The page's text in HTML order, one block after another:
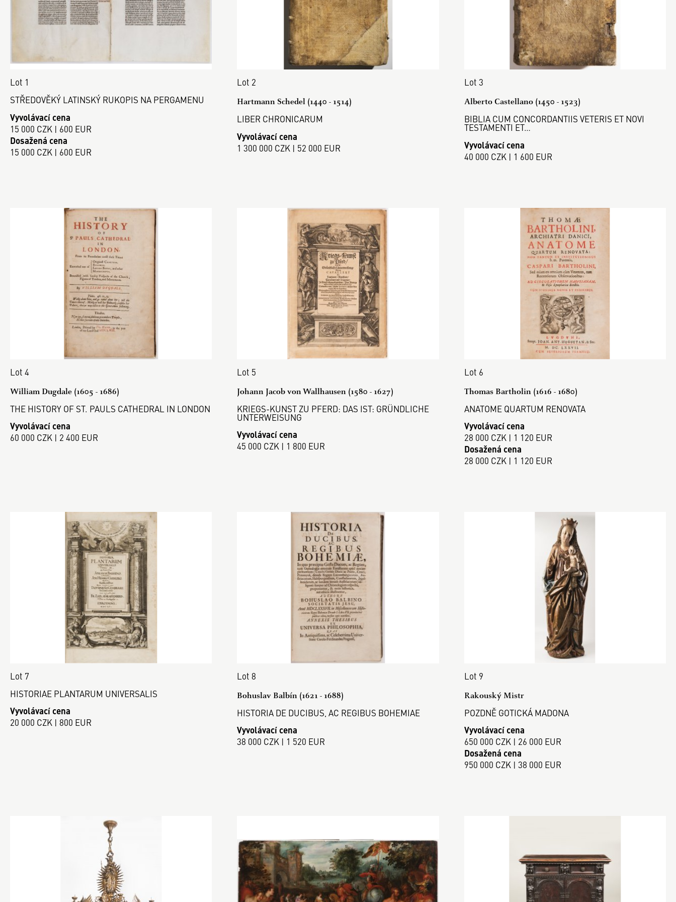
Lot 1
STŘEDOVĚKÝ LATINSKÝ RUKOPIS NA PERGAMENU
Vyvolávací cena
15 000 CZK | 600 EUR
Dosažená cena
15 000 CZK | 600 EUR
Lot 2
Hartmann Schedel (1440 - 1514)
LIBER CHRONICARUM
Vyvolávací cena
1 300 000 CZK | 52 000 EUR
Lot 3
Alberto Castellano (1450 - 1523)
BIBLIA CUM CONCORDANTIIS VETERIS ET NOVI
TESTAMENTI ET…
Vyvolávací cena
40 000 CZK | 1 600 EUR
Lot 4
William Dugdale (1605 - 1686)
THE HISTORY OF ST. PAULS CATHEDRAL IN LONDON
Vyvolávací cena
60 000 CZK | 2 400 EUR
Lot 5
Johann Jacob von Wallhausen (1580 - 1627)
KRIEGS-KUNST ZU PFERD: DAS IST: GRÜNDLICHE
UNTERWEISUNG
Vyvolávací cena
45 000 CZK | 1 800 EUR
Lot 6
Thomas Bartholin (1616 - 1680)
ANATOME QUARTUM RENOVATA
Vyvolávací cena
28 000 CZK | 1 120 EUR
Dosažená cena
28 000 CZK | 1 120 EUR
Lot 7
HISTORIAE PLANTARUM UNIVERSALIS
Vyvolávací cena
20 000 CZK | 800 EUR
Lot 8
Bohuslav Balbín (1621 - 1688)
HISTORIA DE DUCIBUS, AC REGIBUS BOHEMIAE
Vyvolávací cena
38 000 CZK | 1 520 EUR
Lot 9
Rakouský Mistr
POZDNĚ GOTICKÁ MADONA
Vyvolávací cena
650 000 CZK | 26 000 EUR
Dosažená cena
950 000 CZK | 38 000 EUR